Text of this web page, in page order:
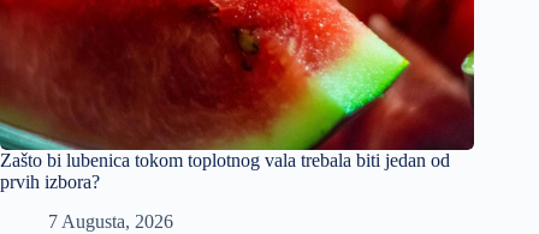
Zašto bi lubenica tokom toplotnog vala trebala biti jedan od
prvih izbora?
7 Augusta, 2026